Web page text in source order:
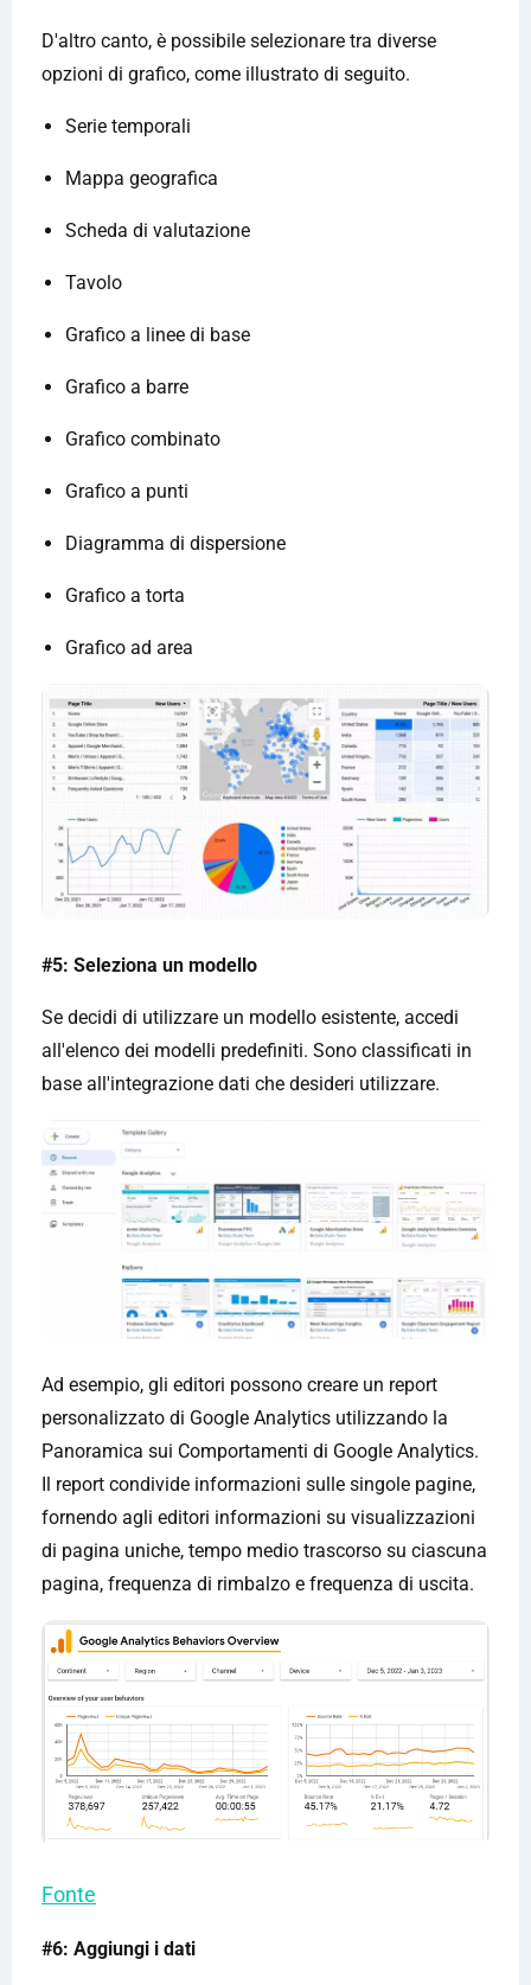
D'altro canto, è possibile selezionare tra diverse
opzioni di grafico, come illustrato di seguito.
Serie temporali
Mappa geografica
Scheda di valutazione
Tavolo
Grafico a linee di base
Grafico a barre
Grafico combinato
Grafico a punti
Diagramma di dispersione
Grafico a torta
Grafico ad area
#5: Seleziona un modello
Se decidi di utilizzare un modello esistente, accedi
all'elenco dei modelli predefiniti. Sono classificati in
base all'integrazione dati che desideri utilizzare.
Ad esempio, gli editori possono creare un report
personalizzato di Google Analytics utilizzando la
Panoramica sui Comportamenti di Google Analytics.
Il report condivide informazioni sulle singole pagine,
fornendo agli editori informazioni su visualizzazioni
di pagina uniche, tempo medio trascorso su ciascuna
pagina, frequenza di rimbalzo e frequenza di uscita.
Fonte
#6: Aggiungi i dati